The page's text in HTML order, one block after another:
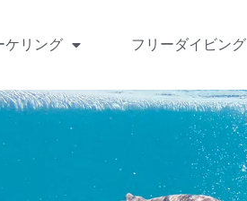
ケリング フリーダイビング